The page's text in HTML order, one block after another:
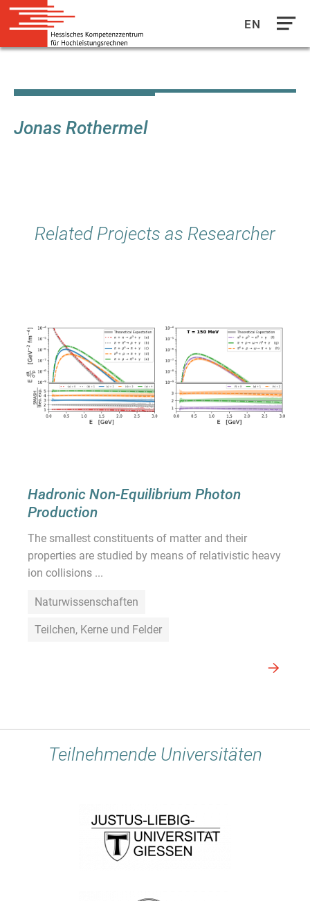
Inhalt
EN
Jonas Rothermel
Related Projects as Researcher
Hadronic Non-Equilibrium Photon
Production
The smallest constituents of matter and their
properties are studied by means of relativistic heavy
ion collisions ...
Naturwissenschaften
Teilchen, Kerne und Felder
Teilnehmende Universitäten